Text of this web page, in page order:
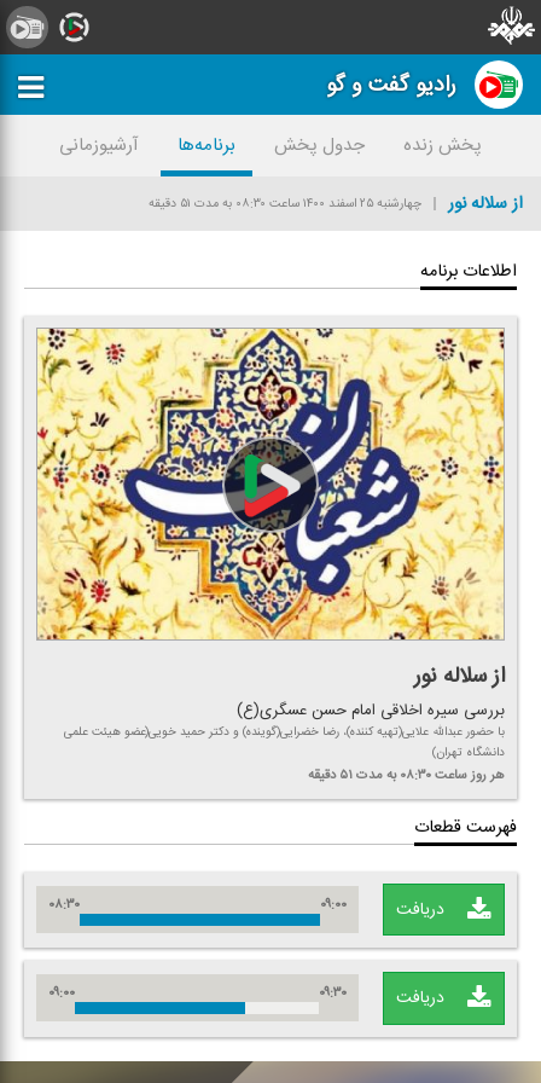
رادیو گفت و گو
پخش زنده جدول پخش برنامه‌ها
آرشیوزمانی
از سلاله نور
چهارشنبه ۲۵ اسفند ۱۴۰۰ ساعت ۰۸:۳۰ به مدت ۵۱ دقیقه
اطلاعات برنامه
از سلاله نور
بررسی سیره اخلاقی امام حسن عسگری(ع)
با حضور عبدالله علایی(تهیه كننده)، رضا خضرایی(گوینده) و دكتر حمید خویی(عضو هیئت علمی
دانشگاه تهران)
هر روزساعت ۰۸:۳۰ به مدت ۵۱ دقیقه
فهرست قطعات
دریافت ۰۸:۳۰ ۰۹:۰۰
دریافت ۰۹:۰۰ ۰۹:۳۰